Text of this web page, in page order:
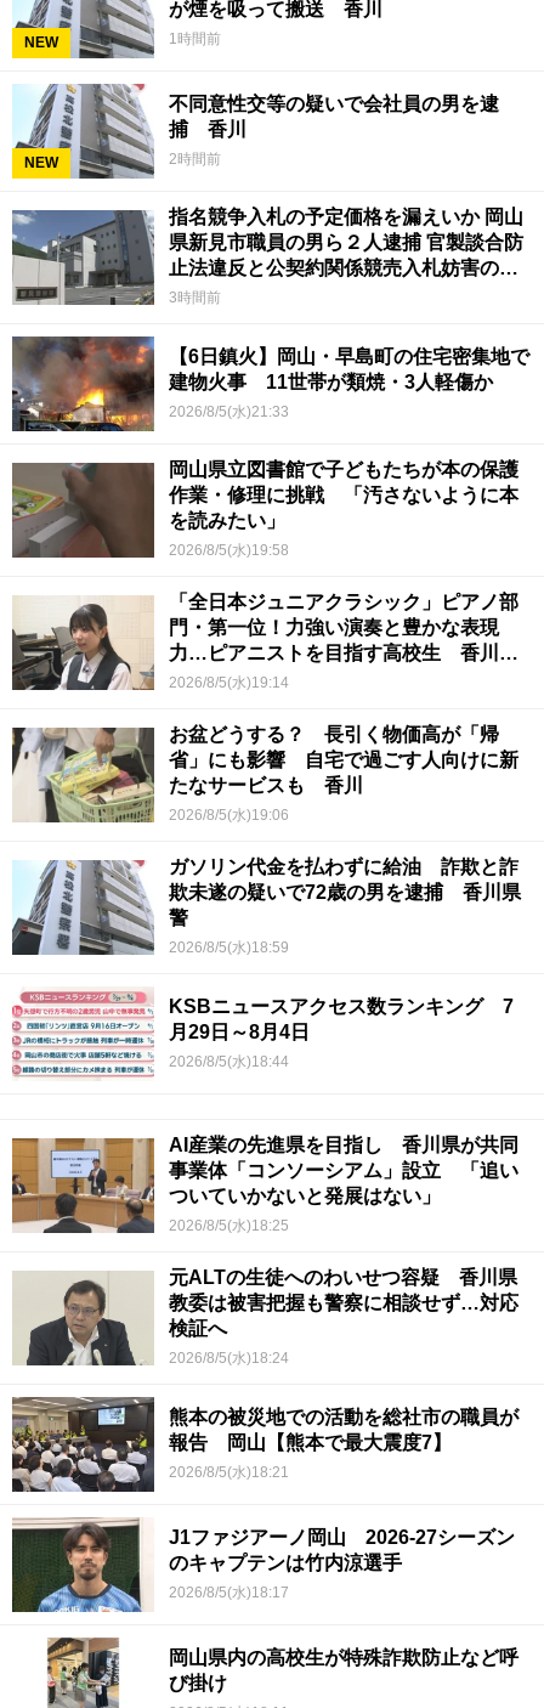
NEW
が煙を吸って搬送 香川
1時間前
NEW
不同意性交等の疑いで会社員の男を逮
捕 香川
2時間前
指名競争入札の予定価格を漏えいか 岡山
県新見市職員の男ら２人逮捕 官製談合防
止法違反と公契約関係競売入札妨害の疑
い
3時間前
【6日鎮火】岡山・早島町の住宅密集地で
建物火事 11世帯が類焼・3人軽傷か
2026/8/5(水)21:33
岡山県立図書館で子どもたちが本の保護
作業・修理に挑戦 「汚さないように本
を読みたい」
2026/8/5(水)19:58
「全日本ジュニアクラシック」ピアノ部
門・第一位！力強い演奏と豊かな表現
力…ピアニストを目指す高校生 香川
【青春のキセキ】
2026/8/5(水)19:14
お盆どうする？ 長引く物価高が「帰
省」にも影響 自宅で過ごす人向けに新
たなサービスも 香川
2026/8/5(水)19:06
ガソリン代金を払わずに給油 詐欺と詐
欺未遂の疑いで72歳の男を逮捕 香川県
警
2026/8/5(水)18:59
KSBニュースアクセス数ランキング 7
月29日～8月4日
2026/8/5(水)18:44
AI産業の先進県を目指し 香川県が共同
事業体「コンソーシアム」設立 「追い
ついていかないと発展はない」
2026/8/5(水)18:25
元ALTの生徒へのわいせつ容疑 香川県
教委は被害把握も警察に相談せず…対応
検証へ
2026/8/5(水)18:24
熊本の被災地での活動を総社市の職員が
報告 岡山【熊本で最大震度7】
2026/8/5(水)18:21
J1ファジアーノ岡山 2026-27シーズン
のキャプテンは竹内涼選手
2026/8/5(水)18:17
岡山県内の高校生が特殊詐欺防止など呼
び掛け